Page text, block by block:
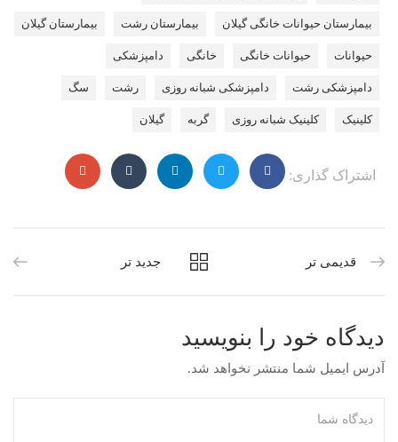
بیمارستان حیوانات خانگی گیلان بیمارستان رشت بیمارستان گیلان
حیوانات حیوانات خانگی خانگی دامپزشکی
دامپزشکی رشت دامپزشکی شبانه روزی رشت سگ
کلینیک کلینیک شبانه روزی گربه گیلان
اشتراک گذاری:
جدید تر قدیمی تر
دیدگاه خود را بنویسید
آدرس ایمیل شما منتشر نخواهد شد.